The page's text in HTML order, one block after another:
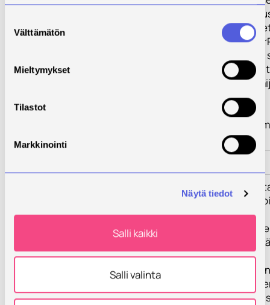
valinta
Välttämätön
Mieltymykset
Tilastot
Markkinointi
Näytä tiedot
Salli kaikki
Salli valinta
tuottaa
parhaiden
valintaan.
päätöksenteon
joka auttaa
parhaiden
toimenpiteiden
valinnassa
hallintaan.
Projektissa
erityisesti
arktisille
sopivia vesien
ja
testataan niitä
alueitten